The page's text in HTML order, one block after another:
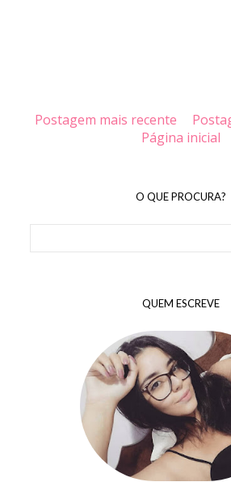
Postagem mais recente
Página inicial
O QUE PROCURA?
QUEM ESCREVE